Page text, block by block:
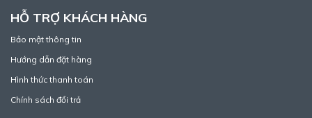
HỖ TRỢ KHÁCH HÀNG
Bảo mật thông tin
Hướng dẫn đặt hàng
Hình thức thanh toán
Chính sách đổi trả